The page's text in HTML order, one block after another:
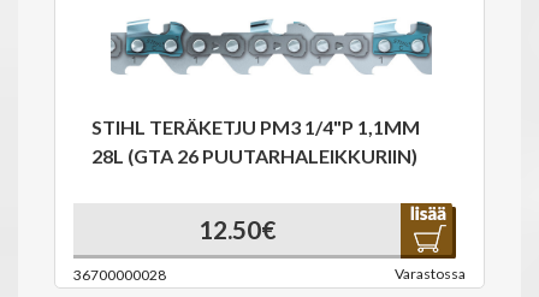
STIHL TERÄKETJU PM3 1/4"P 1,1MM
28L (GTA 26 PUUTARHALEIKKURIIN)
12.50€
36700000028 Varastossa